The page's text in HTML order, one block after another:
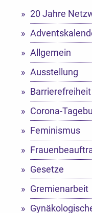
20 Jahre
Allgemein
Ausstellung
Barrierefreiheit
Corona-
Feminismus
Gesetze
Gremienarbeit